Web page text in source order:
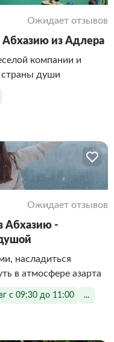
Ожидает отзывов
Абхазию из Адлера
компании и
страны души
Ожидает отзывов
Абхазию -
насладиться
в атмосфере азарта
с 09:30 до 11:00 ...